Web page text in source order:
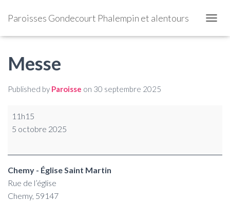
Paroisses Gondecourt Phalempin et alentours
Messe
Published by Paroisse on 30 septembre 2025
11h15
5 octobre 2025
Chemy - Église Saint Martin
Rue de l’église
Chemy, 59147